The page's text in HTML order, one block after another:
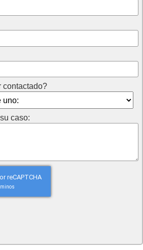
contactado?
caso:
reCAPTCHA